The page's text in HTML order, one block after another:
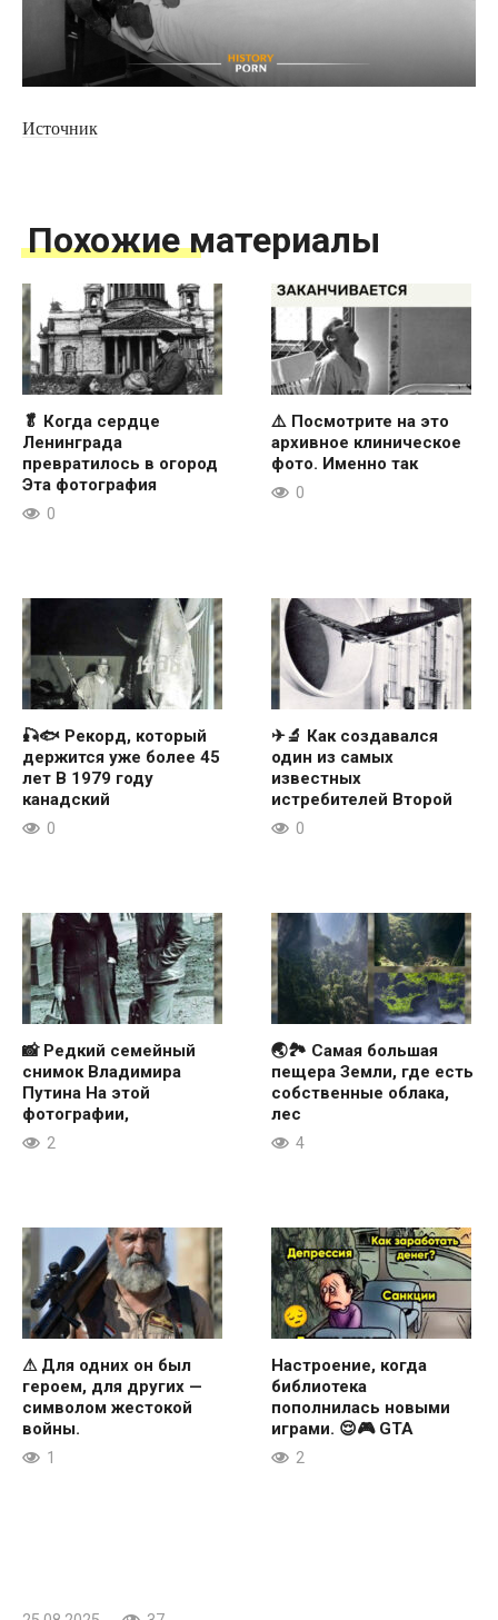
Источник
Похожие материалы
🥬 Когда сердце
Ленинграда
превратилось в огород
Эта фотография
0
⚠️ Посмотрите на это
архивное клиническое
фото. Именно так
0
🎣🐟 Рекорд, который
держится уже более 45
лет В 1979 году
канадский
0
✈🔬 Как создавался
один из самых
известных
истребителей Второй
0
📸 Редкий семейный
снимок Владимира
Путина На этой
фотографии,
2
🌏🏞 Самая большая
пещера Земли, где есть
собственные облака,
лес
4
⚠ Для одних он был
героем, для других —
символом жестокой
войны.
1
Настроение, когда
библиотека
пополнилась новыми
играми. 😌🎮 GTA
2